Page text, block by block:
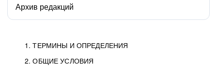
1. ТЕРМИНЫ И ОПРЕДЕЛЕНИЯ
2. ОБЩИЕ УСЛОВИЯ
Архив редакций